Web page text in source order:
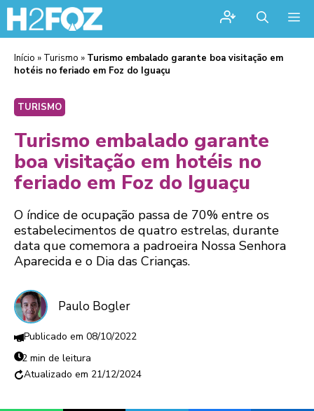
Início » Turismo » Turismo embalado garante boa visitação em
hotéis no feriado em Foz do Iguaçu
TURISMO
Turismo embalado garante
boa visitação em hotéis no
feriado em Foz do Iguaçu
O índice de ocupação passa de 70% entre os
estabelecimentos de quatro estrelas, durante
data que comemora a padroeira Nossa Senhora
Aparecida e o Dia das Crianças.
Paulo Bogler
08/10/2022
2 min de leitura
21/12/2024